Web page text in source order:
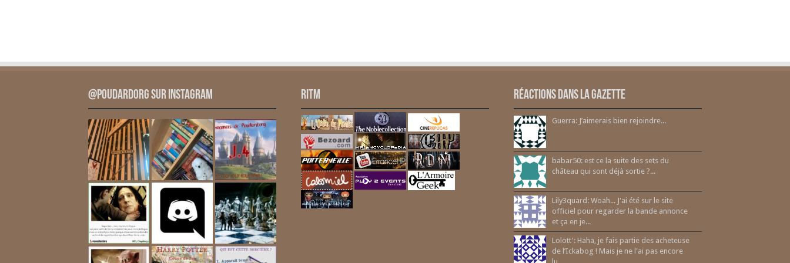
@PoudardOrg sur Instagram RITM Réactions dans la gazette
Guerra: J’aimerais bien rejoindre...
babar50: est ce la suite des sets du
château qui sont déjà sortie ?...
Lily3quard: Woah... J'ai été sur le site
officiel pour regarder la bande annonce
et ça en je...
Lolott': Haha, je fais partie des acheteuse
de l’Ickabog ! Mais je ne l'ai pas encore